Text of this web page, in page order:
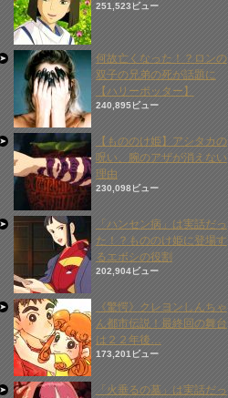
251,523ビュー
何故亡くなった！？ロンの
双子の兄弟の死が話題に
【ハリーポッター】
240,895ビュー
【もののけ姫】アシタカの
呪い、腕のアザが消えない
理由
230,098ビュー
「ハンセン病」は実話だっ
た！？もののけ姫に登場す
るエボシの役割
202,904ビュー
《驚愕》クレヨンしんちゃ
ん都市伝説！最終回の舞台
は２２年後…
173,201ビュー
「火垂るの墓」は実話だっ